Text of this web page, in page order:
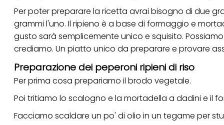
Per poter preparare la ricetta avrai bisogno di due
grammi l'uno. Il ripieno è a base di formaggio e
gusto sarà semplicemente unico e squisito.
crediamo. Un piatto unico da preparare e provare
Preparazione dei peperoni ripieni di riso
Per prima cosa prepariamo il brodo vegetale.
Poi tritiamo lo scalogno e la mortadella a dadini e il
Facciamo scaldare un po' di olio in un tegame per
"modifica" di
Se fai clic su
per uno o più degli
tuoi dati personali
necessari per